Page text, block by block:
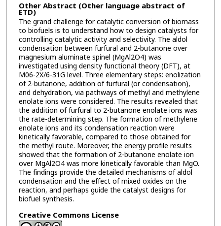
Other Abstract (Other language abstract of
ETD)
The grand challenge for catalytic conversion of biomass
to biofuels is to understand how to design catalysts for
controlling catalytic activity and selectivity. The aldol
condensation between furfural and 2-butanone over
magnesium aluminate spinel (MgAl2O4) was
investigated using density functional theory (DFT), at
M06-2X/6-31G level. Three elementary steps: enolization
of 2-butanone, addition of furfural (or condensation),
and dehydration, via pathways of methyl and methylene
enolate ions were considered. The results revealed that
the addition of furfural to 2-butanone enolate ions was
the rate-determining step. The formation of methylene
enolate ions and its condensation reaction were
kinetically favorable, compared to those obtained for
the methyl route. Moreover, the energy profile results
showed that the formation of 2-butanone enolate ion
over MgAl2O4 was more kinetically favorable than MgO.
The findings provide the detailed mechanisms of aldol
condensation and the effect of mixed oxides on the
reaction, and perhaps guide the catalyst designs for
biofuel synthesis.
Creative Commons License